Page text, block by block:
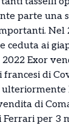
parte una
Nel
ceduta ai
Exor
francesi di
ulteriormente
di
Ferrari per 3